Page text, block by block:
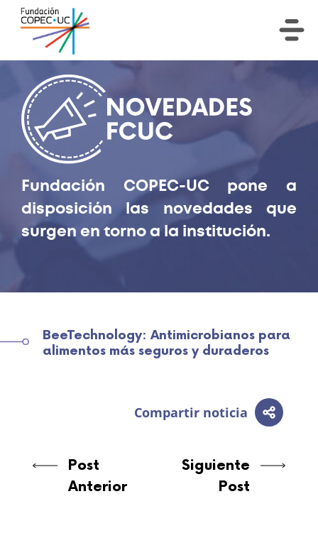
Fundación COPEC-UC pone a
disposición las novedades que
surgen en torno a la institución.
BeeTechnology: Antimicrobianos para
alimentos más seguros y duraderos
Compartir noticia
Post
Anterior
Siguiente
Post